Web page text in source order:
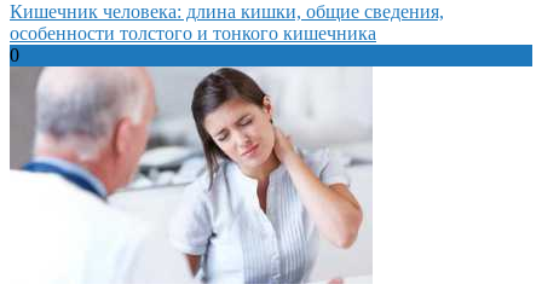
Кишечник человека: длина кишки, общие сведения,
особенности толстого и тонкого кишечника
0